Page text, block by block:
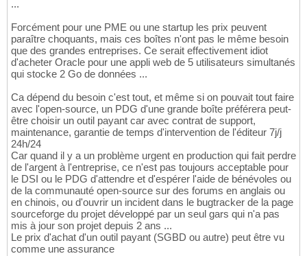
...
Forcément pour une PME ou une startup les prix peuvent
paraître choquants, mais ces boîtes n'ont pas le même besoin
que des grandes entreprises. Ce serait effectivement idiot
d'acheter Oracle pour une appli web de 5 utilisateurs simultanés
qui stocke 2 Go de données ...
Ca dépend du besoin c'est tout, et même si on pouvait tout faire
avec l'open-source, un PDG d'une grande boîte préférera peut-
être choisir un outil payant car avec contrat de support,
maintenance, garantie de temps d'intervention de l'éditeur 7j/j
24h/24
Car quand il y a un problème urgent en production qui fait perdre
de l'argent à l'entreprise, ce n'est pas toujours acceptable pour
le DSI ou le PDG d'attendre et d'espérer l'aide de bénévoles ou
de la communauté open-source sur des forums en anglais ou
en chinois, ou d'ouvrir un incident dans le bugtracker de la page
sourceforge du projet développé par un seul gars qui n'a pas
mis à jour son projet depuis 2 ans ...
Le prix d'achat d'un outil payant (SGBD ou autre) peut être vu
comme une assurance